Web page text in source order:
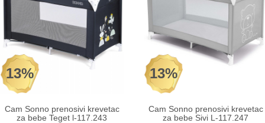
13%
Cam Sonno prenosivi krevetac
za bebe Teget l-117.243
13%
Cam Sonno prenosivi krevetac
za bebe Sivi L-117.247